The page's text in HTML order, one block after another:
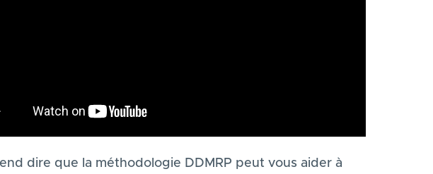
dire que la méthodologie DDMRP peut vous aider à